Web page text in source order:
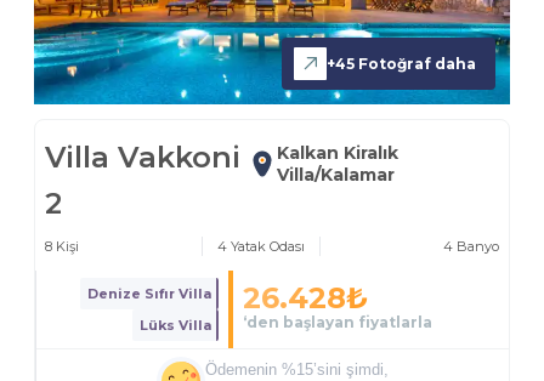
+45 Fotoğraf daha
Villa Vakkoni
2
Kalkan Kiralık
Villa/Kalamar
8 Kişi 4 Yatak Odası 4 Banyo
Denize Sıfır Villa
Lüks Villa
26.428₺
‘den başlayan fiyatlarla
Ödemenin %15’sini şimdi,